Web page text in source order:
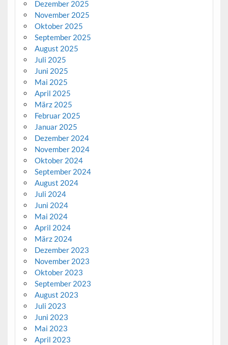
Dezember 2025
November 2025
Oktober 2025
September 2025
August 2025
Juli 2025
Juni 2025
Mai 2025
April 2025
März 2025
Februar 2025
Januar 2025
Dezember 2024
November 2024
Oktober 2024
September 2024
August 2024
Juli 2024
Juni 2024
Mai 2024
April 2024
März 2024
Dezember 2023
November 2023
Oktober 2023
September 2023
August 2023
Juli 2023
Juni 2023
Mai 2023
April 2023